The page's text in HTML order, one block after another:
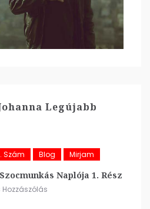
Legújabb
Szám Blog Mirjam
Naplója 1. Rész
Hozzászólás